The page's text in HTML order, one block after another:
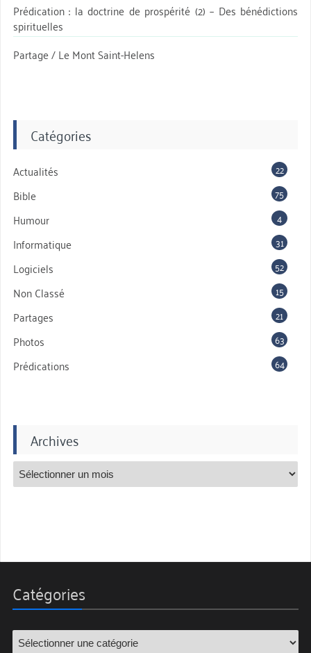
Prédication : la doctrine de prospérité (2) – Des bénédictions
spirituelles
Partage / Le Mont Saint-Helens
Catégories
Actualités 22
Bible 75
Humour 4
Informatique 31
Logiciels 52
Non Classé 15
Partages 21
Photos 63
Prédications 64
Archives
Catégories